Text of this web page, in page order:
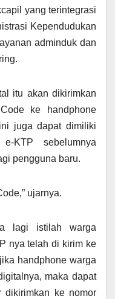
yang terintegrasi
Kependudukan
adminduk dan
itu akan dikirimkan
ke handphone
juga dapat dimiliki
KTP sebelumnya
pengguna baru.
ujarnya.
lagi istilah warga
nya telah di kirim ke
handphone warga
maka dapat
dikirimkan ke nomor